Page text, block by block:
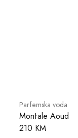
Parfemska voda -
Montale Aoud
210 KM